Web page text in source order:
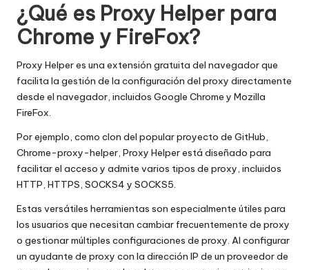
a
d
e
s
[
P
r
u
e
b
a
¿Qué es Proxy Helper para
Chrome y FireFox?
Proxy Helper es una extensión gratuita del navegador que
facilita la gestión de la configuración del proxy directamente
desde el navegador, incluidos Google Chrome y Mozilla
FireFox.
Por ejemplo, como clon del popular proyecto de GitHub,
Chrome-proxy-helper, Proxy Helper está diseñado para
facilitar el acceso y admite varios tipos de proxy, incluidos
HTTP, HTTPS, SOCKS4 y SOCKS5.
Estas versátiles herramientas son especialmente útiles para
los usuarios que necesitan cambiar frecuentemente de proxy
o gestionar múltiples configuraciones de proxy. Al configurar
un ayudante de proxy con la dirección IP de un proveedor de